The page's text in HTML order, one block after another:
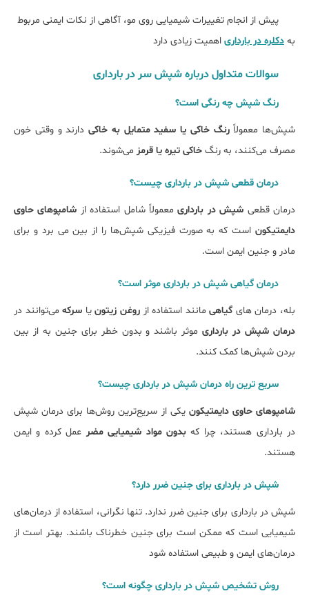
پیش از انجام تغییرات شیمیایی روی مو، آگاهی از نکات ایمنی مربوط
به دکلره در بارداری اهمیت زیادی دارد
سوالات متداول درباره شپش سر در بارداری
رنگ شپش چه رنگی است؟
شپش‌ها معمولاًرنگ خاکی یا سفید متمایل به خاکی دارند و وقتی خون
مصرف می‌کنند، به رنگ خاکی تیره یا قرمز می‌شوند.
درمان قطعی شپش در بارداری چیست؟
درمان قطعی شپش در بارداریمعمولاً شامل استفاده از شامپوهای حاوی
دایمتیکون است که به ‌صورت فیزیکی شپش‌ها را از بین می‌ برد و برای
مادر و جنین ایمن است.
درمان گیاهی شپش در بارداری موثر است؟
بله، درمان‌ های گیاهیمانند استفاده ازروغن زیتونیا سرکهمی‌توانند در
درمان شپش در بارداریموثر باشند و بدون خطر برای جنین به از بین
بردن شپش‌ها کمک کنند.
سریع ترین راه درمان شپش در بارداری چیست؟
شامپوهای حاوی دایمتیکون یکی از سریع‌ترین روش‌ها برای درمان شپش
در بارداری هستند، چرا کهبدون مواد شیمیایی مضر عمل کرده و ایمن
هستند.
شپش در بارداری برای جنین ضرر دارد؟
شپش در بارداری برای جنین ضرر ندارد. تنها نگرانی، استفاده از درمان‌های
شیمیایی است که ممکن است برای جنین خطرناک باشند. بهتر است از
درمان‌های ایمن و طبیعی استفاده شود
روش تشخیص شپش در بارداری چگونه است؟